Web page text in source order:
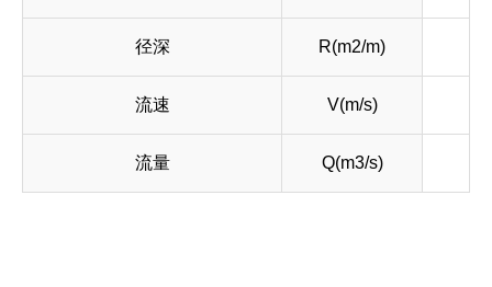
径深 R(m2/m)
流速 V(m/s)
流量 Q(m3/s)